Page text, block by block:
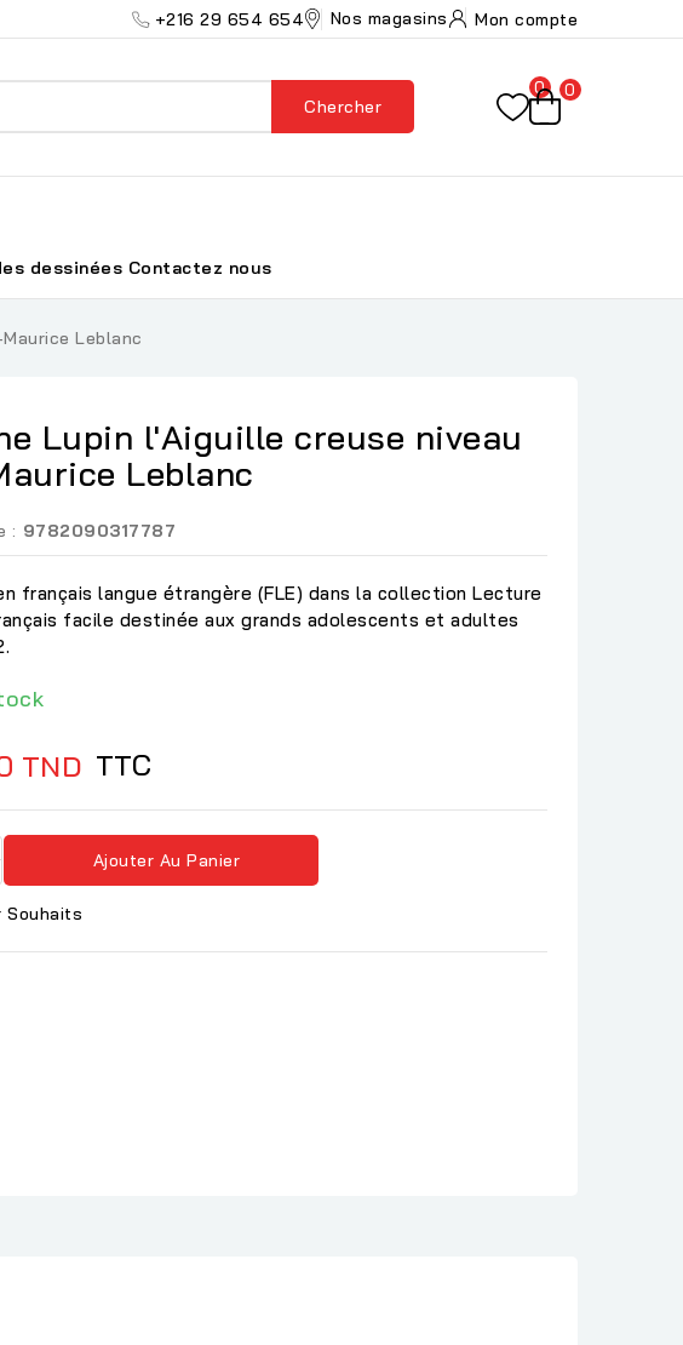
+216 29 654 654 Nos magasins Mon compte
Chercher
0 0
dessinées Contactez nous
Leblanc
Lupin l'Aiguille creuse niveau
Leblanc
: 9782090317787
français langue étrangère (FLE) dans la collection Lecture
facile destinée aux grands adolescents et adultes
TND TTC
Ajouter Au Panier
Souhaits